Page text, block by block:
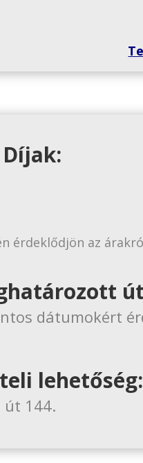
érdeklődjön az
dátumokért
lehetőség:
út 144.